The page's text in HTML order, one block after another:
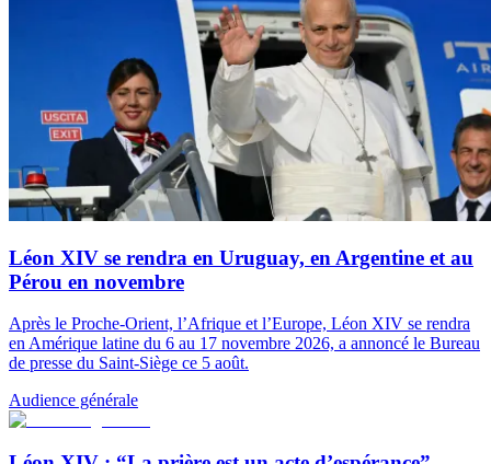
Léon XIV se rendra en Uruguay, en Argentine et au
Pérou en novembre
Après le Proche-Orient, l’Afrique et l’Europe, Léon XIV se rendra
en Amérique latine du 6 au 17 novembre 2026, a annoncé le Bureau
de presse du Saint-Siège ce 5 août.
Audience générale